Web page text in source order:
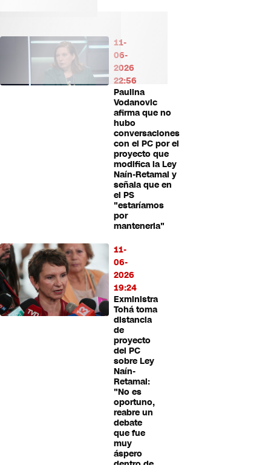
11-
06-
2026
22:56
Paulina
Vodanovic
afirma que no
hubo
conversaciones
con el PC por el
proyecto que
modifica la Ley
Naín-Retamal y
señala que en
el PS
"estaríamos
por
mantenerla"
11-
06-
2026
19:24
Exministra
Tohá toma
distancia
de
proyecto
del PC
sobre Ley
Naín-
Retamal:
"No es
oportuno,
reabre un
debate
que fue
muy
áspero